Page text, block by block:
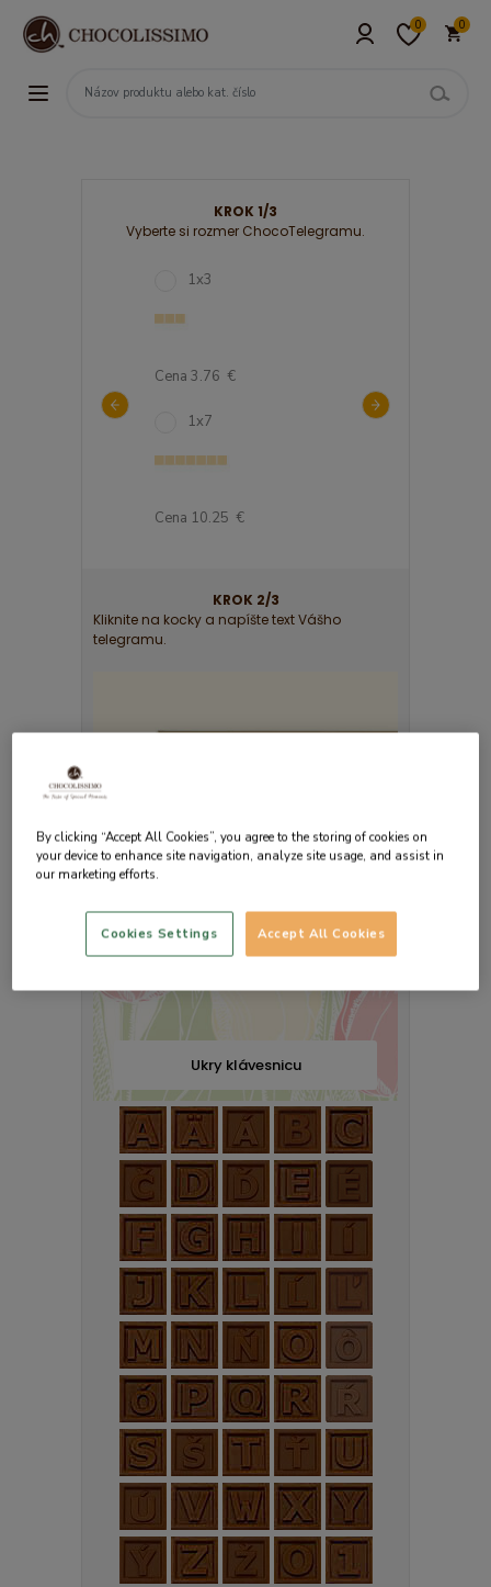
0 0
KROK 1/3
Vyberte si rozmer ChocoTelegramu.
1x3
Cena 3.76 €
1x7
Cena 10.25 €
KROK 2/3
Kliknite na kocky a napíšte text Vášho
telegramu.
Ukry klávesnicu
By clicking “Accept All Cookies”, you agree to the storing of cookies on
your device to enhance site navigation, analyze site usage, and assist in
our marketing efforts.
Accept All Cookies
Cookies Settings